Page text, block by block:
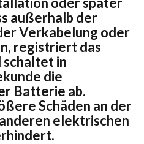
außerhalb der
Verkabelung oder
registriert das
in
die
Batterie ab.
Schäden an der
elektrischen